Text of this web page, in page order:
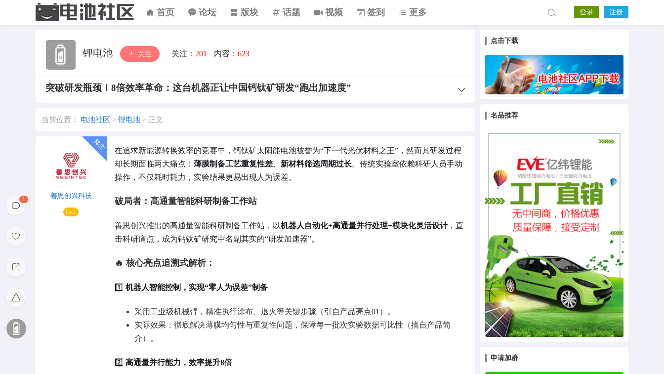
首页 论坛 版块 话题 视频 签到 更多 登录 注册
锂电池 关注 关注： 201 内容： 623
突破研发瓶颈！8倍效率革命：这台机器正让中国钙钛矿研发“跑出加速度”
当前位置： 电池社区 > 锂电池 > 正文
1 善思创兴科技
Lv.1
在追求新能源转换效率的竞赛中，钙钛矿太阳能电池被誉为“下一代光伏材料之王”，然而其研发过程
却长期面临两大痛点： 薄膜制备工艺重复性差、 新材料筛选周期过长。传统实验室依赖科研人员手动
操作，不仅耗时耗力，实验结果更易出现人为误差。
破局者：高通量智能科研制备工作站
善思创兴推出的高通量智能科研制备工作站，以机器人自动化+高通量并行处理+模块化灵活设计，直
击科研痛点，成为钙钛矿研究中名副其实的“研发加速器”。
🔥 核心亮点追溯式解析：
1️⃣ 机器人智能控制，实现“零人为误差”制备
采用工业级机械臂，精准执行涂布、退火等关键步骤（引自产品亮点01）。
实际效果：彻底解决薄膜均匀性与重复性问题，保障每一批次实验数据可比性（摘自产品简
介）。
2️⃣ 高通量并行能力，效率提升8倍
点击下载
名品推荐
申请加群